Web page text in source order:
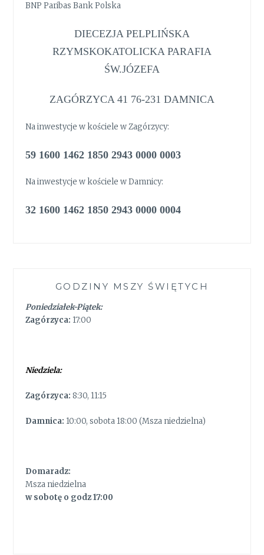
BNP Paribas Bank Polska
DIECEZJA PELPLIŃSKA
RZYMSKOKATOLICKA PARAFIA
ŚW.JÓZEFA
ZAGÓRZYCA 41 76-231 DAMNICA
Na inwestycje w kościele w Zagórzycy:
59 1600 1462 1850 2943 0000 0003
Na inwestycje w kościele w Damnicy:
32 1600 1462 1850 2943 0000 0004
GODZINY MSZY ŚWIĘTYCH
Poniedziałek-Piątek:
Zagórzyca: 17:00
Niedziela:
Zagórzyca: 8:30, 11:15
Damnica: 10:00, sobota 18:00 (Msza niedzielna)
Domaradz:
Msza niedzielna
w sobotę o godz 17:00